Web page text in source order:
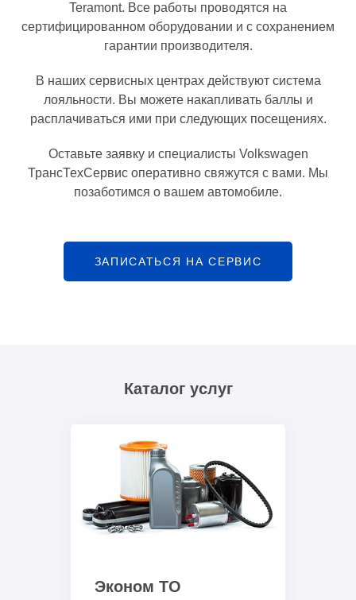
Teramont. Все работы проводятся на
сертифицированном оборудовании и с сохранением
гарантии производителя.
В наших сервисных центрах действуют система
лояльности. Вы можете накапливать баллы и
расплачиваться ими при следующих посещениях.
Оставьте заявку и специалисты Volkswagen
ТрансТехСервис оперативно свяжутся с вами. Мы
позаботимся о вашем автомобиле.
ЗАПИСАТЬСЯ НА СЕРВИС
Каталог услуг
Эконом ТО